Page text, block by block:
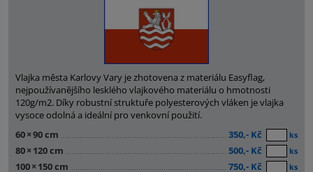
Vlajka města Karlovy Vary je zhotovena z materiálu Easyflag,
nejpoužívanějšího lesklého vlajkového materiálu o hmotnosti
120g/m2. Díky robustní struktuře polyesterových vláken je vlajka
vysoce odolná a ideální pro venkovní použití.
60×90 cm 350,- Kč ks
80× 120 cm 500,- Kč ks
100× 150 cm 750,- Kč ks